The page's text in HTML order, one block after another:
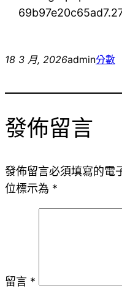
18 3 月, 2026admin分數
發佈留言
發佈留言必須填寫的電
位標示為 *
留言 *